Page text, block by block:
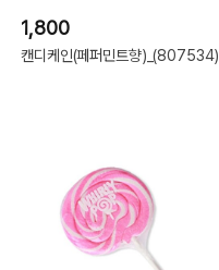
1,800
캔디케인(페퍼민트향)_(807534)